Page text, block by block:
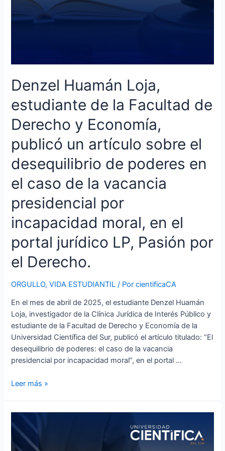
Denzel Huamán Loja,
estudiante de la Facultad de
Derecho y Economía,
publicó un artículo sobre el
desequilibrio de poderes en
el caso de la vacancia
presidencial por
incapacidad moral, en el
portal jurídico LP, Pasión por
el Derecho.
ORGULLO,VIDA ESTUDIANTIL / PorcientificaCA
En el mes de abril de 2025, el estudiante Denzel Huamán
Loja, investigador de la Clínica Jurídica de Interés Público y
estudiante de la Facultad de Derecho y Economía de la
Universidad Científica del Sur, publicó el artículo titulado: “El
desequilibrio de poderes: el caso de la vacancia
presidencial por incapacidad moral”, en el portal …
artículo
de
en
caso
de
la
vacancia
presidencial
por
incapacidad
moral,
en
el
portal
LP,
Pasión
el
Leer más »
Docente
y
estudiante